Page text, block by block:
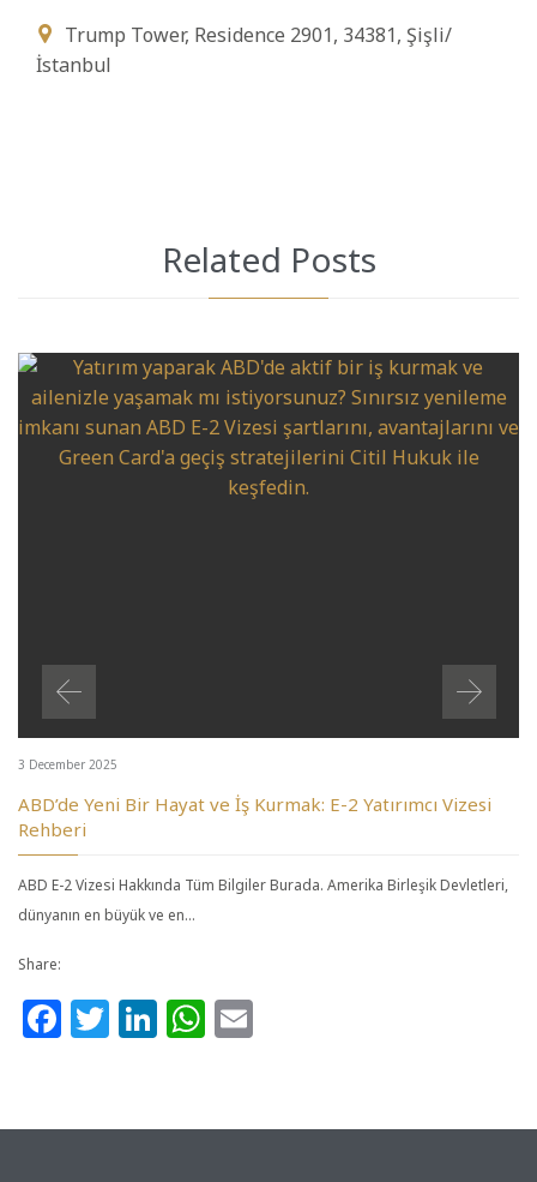

Trump Tower, Residence 2901, 34381, Şişli/
İstanbul
Related Posts
3 December 2025
ABD’de Yeni Bir Hayat ve İş Kurmak: E-2 Yatırımcı Vizesi
Rehberi
ABD E-2 Vizesi Hakkında Tüm Bilgiler Burada. Amerika Birleşik Devletleri,
dünyanın en büyük ve en…
Share:
Facebook
Twitter
LinkedIn
WhatsApp